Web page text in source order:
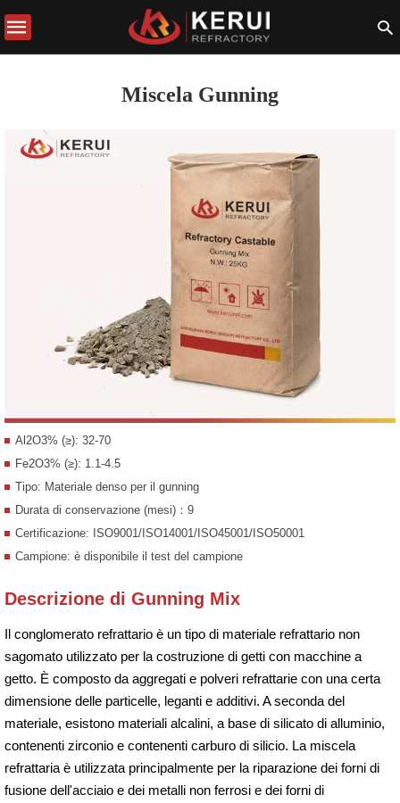
Miscela Gunning
Al2O3% (≥): 32-70
Fe2O3% (≥): 1.1-4.5
Tipo: Materiale denso per il gunning
Durata di conservazione (mesi)：9
Certificazione: ISO9001/ISO14001/ISO45001/ISO50001
Campione: è disponibile il test del campione
Descrizione di Gunning Mix
Il conglomerato refrattario è un tipo di materiale refrattario non
sagomato utilizzato per la costruzione di getti con macchine a
getto. È composto da aggregati e polveri refrattarie con una certa
dimensione delle particelle, leganti e additivi. A seconda del
materiale, esistono materiali alcalini, a base di silicato di alluminio,
contenenti zirconio e contenenti carburo di silicio. La miscela
refrattaria è utilizzata principalmente per la riparazione dei forni di
fusione dell'acciaio e dei metalli non ferrosi e dei forni di